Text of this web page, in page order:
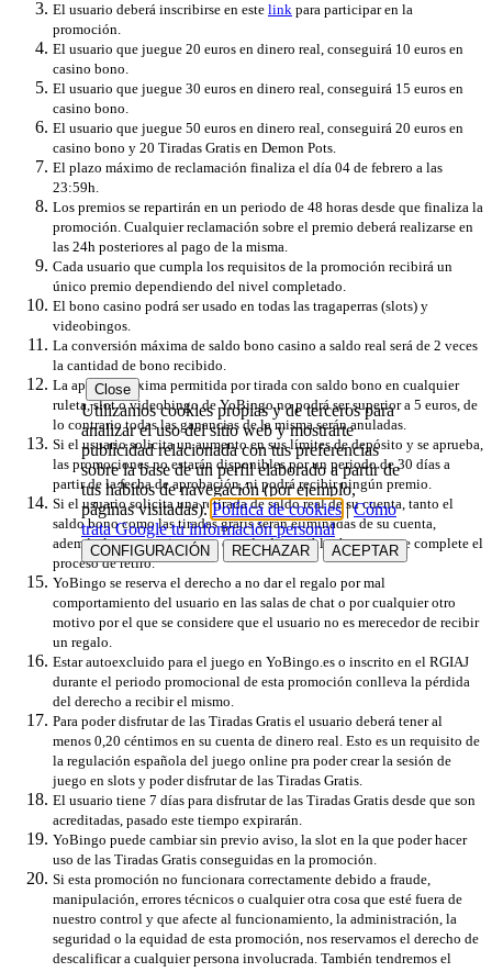
El usuario deberá inscribirse en este link para participar en la
promoción.
El usuario que juegue 20 euros en dinero real, conseguirá 10 euros en
casino bono.
El usuario que juegue 30 euros en dinero real, conseguirá 15 euros en
casino bono.
El usuario que juegue 50 euros en dinero real, conseguirá 20 euros en
casino bono y 20 Tiradas Gratis en Demon Pots.
El plazo máximo de reclamación finaliza el día 04 de febrero a las
23:59h.
Los premios se repartirán en un periodo de 48 horas desde que finaliza la
promoción. Cualquier reclamación sobre el premio deberá realizarse en
las 24h posteriores al pago de la misma.
Cada usuario que cumpla los requisitos de la promoción recibirá un
único premio dependiendo del nivel completado.
El bono casino podrá ser usado en todas las tragaperras (slots) y
videobingos.
La conversión máxima de saldo bono casino a saldo real será de 2 veces
la cantidad de bono recibido.
La apuesta máxima permitida por tirada con saldo bono en cualquier
ruleta, slot o videobingo de YoBingo no podrá ser superior a 5 euros, de
lo contrario todas las ganancias de la misma serán anuladas.
Si el usuario solicita un aumento en sus límites de depósito y se aprueba,
las promociones no estarán disponibles por un periodo de 30 días a
partir de la fecha de aprobación, ni podrá recibir ningún premio.
Si el usuario solicita una retirada de saldo real de su cuenta, tanto el
saldo bono como las tiradas gratis serán eliminadas de su cuenta,
además, las promociones no estarán disponibles hasta que se complete el
proceso de retiro.
YoBingo se reserva el derecho a no dar el regalo por mal
comportamiento del usuario en las salas de chat o por cualquier otro
motivo por el que se considere que el usuario no es merecedor de recibir
un regalo.
Estar autoexcluido para el juego en YoBingo.es o inscrito en el RGIAJ
durante el periodo promocional de esta promoción conlleva la pérdida
del derecho a recibir el mismo.
Para poder disfrutar de las Tiradas Gratis el usuario deberá tener al
menos 0,20 céntimos en su cuenta de dinero real. Esto es un requisito de
la regulación española del juego online pra poder crear la sesión de
juego en slots y poder disfrutar de las Tiradas Gratis.
El usuario tiene 7 días para disfrutar de las Tiradas Gratis desde que son
acreditadas, pasado este tiempo expirarán.
YoBingo puede cambiar sin previo aviso, la slot en la que poder hacer
uso de las Tiradas Gratis conseguidas en la promoción.
Si esta promoción no funcionara correctamente debido a fraude,
manipulación, errores técnicos o cualquier otra cosa que esté fuera de
nuestro control y que afecte al funcionamiento, la administración, la
seguridad o la equidad de esta promoción, nos reservamos el derecho de
descalificar a cualquier persona involucrada. También tendremos el
Close
Utilizamos cookies propias y de terceros para
analizar el uso del sitio web y mostrarte
publicidad relacionada con tus preferencias
sobre la base de un perfil elaborado a partir de
tus hábitos de navegación (por ejemplo,
páginas visitadas).Política de cookies |Cómo
trata Google tu información personal
CONFIGURACIÓN RECHAZAR ACEPTAR